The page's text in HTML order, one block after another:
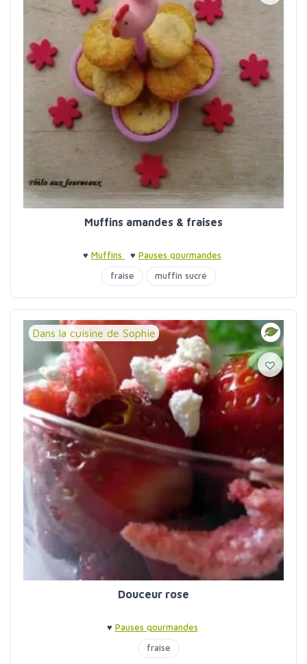
Muffins amandes & fraises
♥ Muffins ♥ Pauses gourmandes
fraise
muffin sucré
Dans la cuisine de Sophie
Douceur rose
♥ Pauses gourmandes
fraise